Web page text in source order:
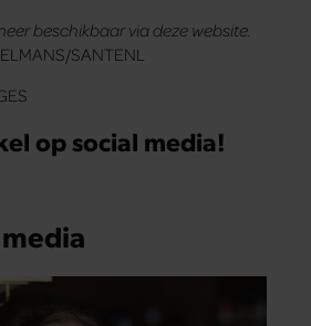
beschikbaar via deze website.
SANTENL
op social media!